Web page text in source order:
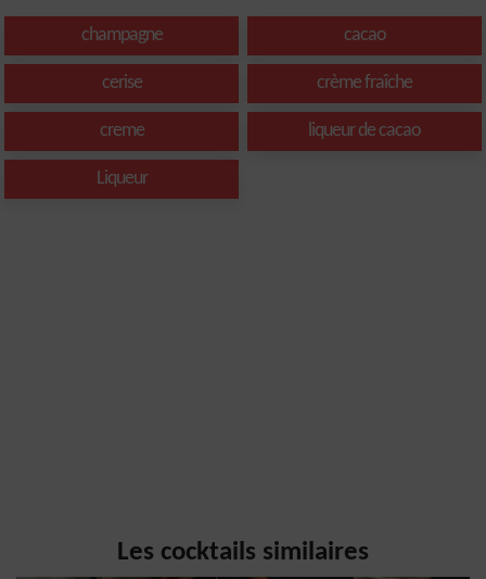
champagne cacao
cerise crème fraîche
creme liqueur de cacao
Liqueur
Les cocktails similaires